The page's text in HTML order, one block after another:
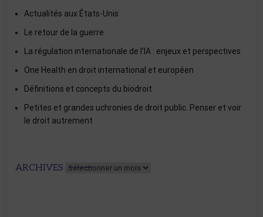
Actualités aux États-Unis
Le retour de la guerre
La régulation internationale de l’IA : enjeux et perspectives
One Health en droit international et européen
Définitions et concepts du biodroit
Petites et grandes uchronies de droit public. Penser et voir
le droit autrement
ARCHIVES Archives